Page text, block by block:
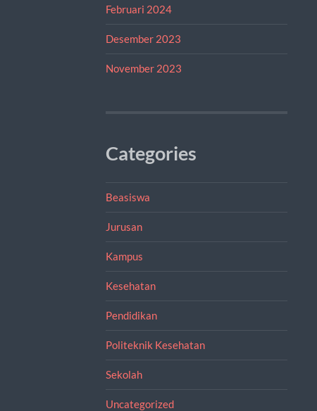
Februari 2024
Desember 2023
November 2023
Categories
Beasiswa
Jurusan
Kampus
Kesehatan
Pendidikan
Politeknik Kesehatan
Sekolah
Uncategorized